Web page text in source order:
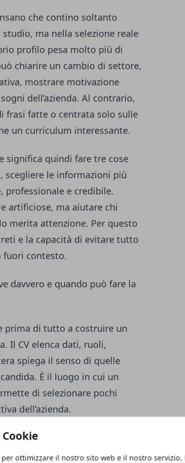
ottimizzare il nostro sito web e il nostro servizio.
che contino soltanto
ma nella selezione reale
profilo pesa molto più di
chiarire un cambio di settore,
mostrare motivazione
dell’azienda. Al contrario,
frasi fatte o centrata solo sulle
un curriculum interessante.
significa quindi fare tre cose
scegliere le informazioni più
e credibile.
artificiose, ma aiutare chi
merita attenzione. Per questo
e la capacità di evitare tutto
fuori contesto.
davvero e quando può fare la
prima di tutto a costruire un
Il CV elenca dati, ruoli,
spiega il senso di quelle
È il luogo in cui un
di selezionare pochi
dell’azienda.
il selezionatore deve
Due persone possono avere